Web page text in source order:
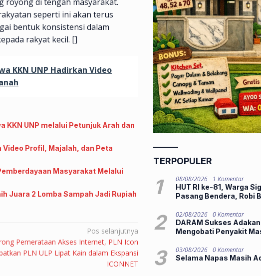
di tengah masyarakat.
seperti ini akan terus
bentuk konsistensi dalam
rakyat kecil. []
KKN UNP Hadirkan Video
UNP melalui Petunjuk Arah dan
Video Profil, Majalah, dan Peta
Masyarakat Melalui
Juara 2 Lomba Sampah Jadi Rupiah
Pos selanjutnya
Pemerataan Akses Internet, PLN Icon
PLN ULP Lipat Kain dalam Ekspansi
ICONNET
TERPOPULER
1 08/08/2026
1 Komentar
HUT RI ke-81, Warga
Pasang Bendera, Robi
2 02/08/2026
0 Komentar
DARAM Sukses
Mengobati Penyakit
3 03/08/2026
0 Komentar
Selama Napas Masih